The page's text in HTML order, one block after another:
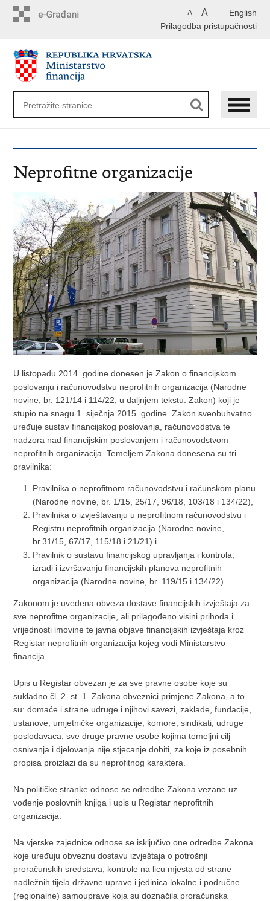
English
A A
Prilagodba pristupačnosti
Neprofitne organizacije
U listopadu 2014. godine donesen je Zakon o financijskom
poslovanju i računovodstvu neprofitnih organizacija (Narodne
novine, br. 121/14 i 114/22; u daljnjem tekstu: Zakon) koji je
stupio na snagu 1. siječnja 2015. godine. Zakon sveobuhvatno
uređuje sustav financijskog poslovanja, računovodstva te
nadzora nad financijskim poslovanjem i računovodstvom
neprofitnih organizacija. Temeljem Zakona donesena su tri
pravilnika:
Pravilnika o neprofitnom računovodstvu i računskom planu
(Narodne novine, br. 1/15, 25/17, 96/18, 103/18 i 134/22),
Pravilnika o izvještavanju u neprofitnom računovodstvu i
Registru neprofitnih organizacija (Narodne novine,
br.31/15, 67/17, 115/18 i 21/21) i
Pravilnik o sustavu financijskog upravljanja i kontrola,
izradi i izvršavanju financijskih planova neprofitnih
organizacija (Narodne novine, br. 119/15 i 134/22).
Zakonom je uvedena obveza dostave financijskih izvještaja za
sve neprofitne organizacije, ali prilagođeno visini prihoda i
vrijednosti imovine te javna objave financijskih izvještaja kroz
Registar neprofitnih organizacija kojeg vodi Ministarstvo
financija.
Upis u Registar obvezan je za sve pravne osobe koje su
sukladno čl. 2. st. 1. Zakona obveznici primjene Zakona, a to
su: domaće i strane udruge i njihovi savezi, zaklade, fundacije,
ustanove, umjetničke organizacije, komore, sindikati, udruge
poslodavaca, sve druge pravne osobe kojima temeljni cilj
osnivanja i djelovanja nije stjecanje dobiti, za koje iz posebnih
propisa proizlazi da su neprofitnog karaktera.
Na političke stranke odnose se odredbe Zakona vezane uz
vođenje poslovnih knjiga i upis u Registar neprofitnih
organizacija.
Na vjerske zajednice odnose se isključivo one odredbe Zakona
koje uređuju obveznu dostavu izvještaja o potrošnji
proračunskih sredstava, kontrole na licu mjesta od strane
nadležnih tijela državne uprave i jedinica lokalne i područne
(regionalne) samouprave koja su doznačila proračunska